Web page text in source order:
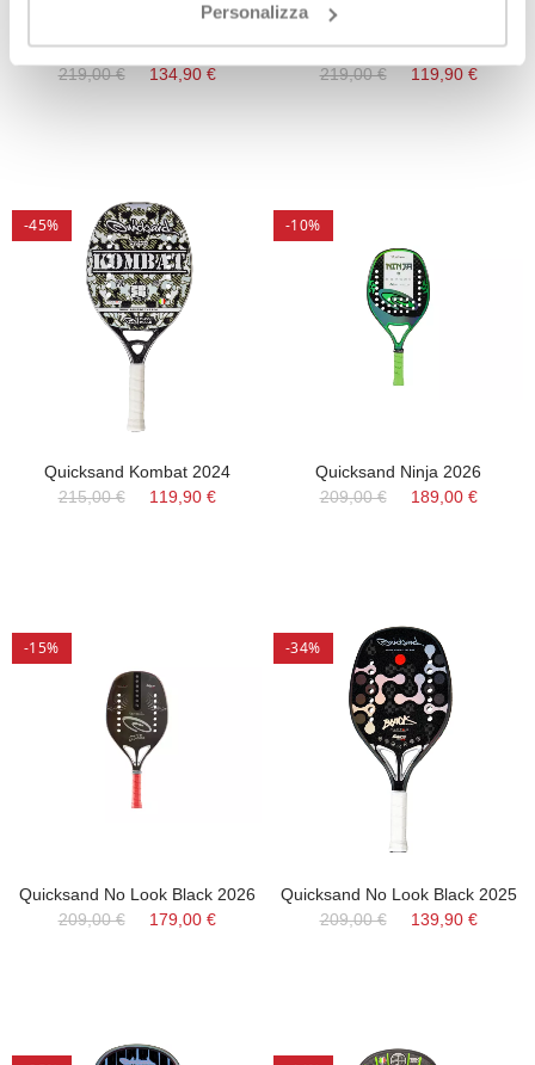
Personalizza
Quicksand Spitfire 2024
219,00 €
134,90 €
Quicksand SILVERCLUB 2022
219,00 €
119,90 €
-45%
Quicksand Kombat 2024
215,00 €
119,90 €
-10%
Quicksand Ninja 2026
209,00 €
189,00 €
-15%
Quicksand No Look Black 2026
209,00 €
179,00 €
-34%
Quicksand No Look Black 2025
209,00 €
139,90 €